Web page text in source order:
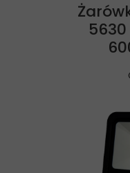
5630